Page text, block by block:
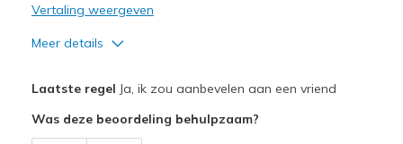
Vertaling weergeven
Meer details
Breathe Well
Laatste regel Ja, ik zou aanbevelen aan een vriend
Was deze beoordeling behulpzaam?